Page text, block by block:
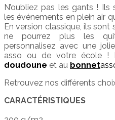
N’oubliez pas les gants !
les événements en plein air
En version classique, ils
ne pourrez plus les
personnalisez avec une
asso ou de votre école !
doudoune et au bonnet
Retrouvez nos différents
CARACTÉRISTIQUES